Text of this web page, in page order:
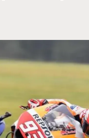
du GP de